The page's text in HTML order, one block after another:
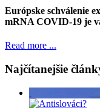
Európske schválenie
mRNA COVID-19 je
Read more ...
Najčítanejšie